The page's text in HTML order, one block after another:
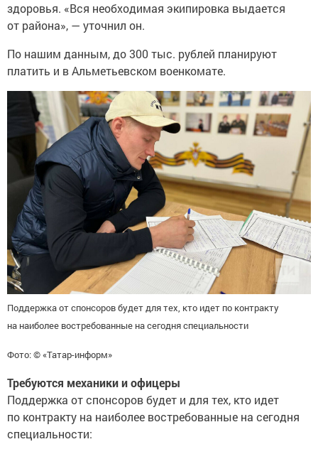
здоровья. «Вся необходимая экипировка выдается
от района», — уточнил он.
По нашим данным, до 300 тыс. рублей планируют
платить и в Альметьевском военкомате.
Поддержка от спонсоров будет для тех, кто идет по контракту
на наиболее востребованные на сегодня специальности
Фото: © «Татар-информ»
Требуются механики и офицеры
Поддержка от спонсоров будет и для тех, кто идет
по контракту на наиболее востребованные на сегодня
специальности: